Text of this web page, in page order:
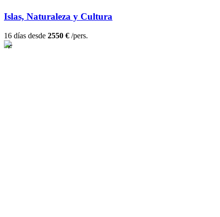
Islas, Naturaleza y Cultura
16 días desde 2550 € /pers.